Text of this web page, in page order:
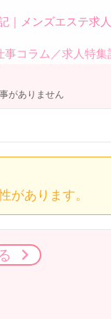
｜メンズエステ求
事コラム／求人特集
がありません
があります。